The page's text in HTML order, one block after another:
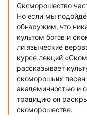
Скоморошество
Но если мы
обнаружим, что
культом богов и
ли языческие
курсе лекций
рассказывает
скоморошьих
академичностью и
традицию он
скоморошестве.